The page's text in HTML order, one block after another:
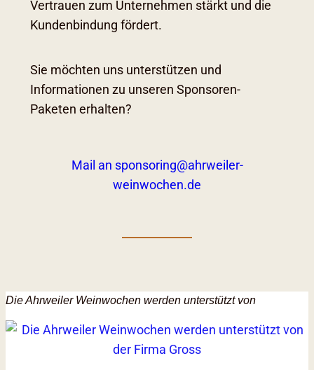
Vertrauen zum Unternehmen stärkt und die
Kundenbindung fördert.
Sie möchten uns unterstützen und
Informationen zu unseren Sponsoren-
Paketen erhalten?
Mail an sponsoring@ahrweiler-
weinwochen.de
Die Ahrweiler Weinwochen werden unterstützt von